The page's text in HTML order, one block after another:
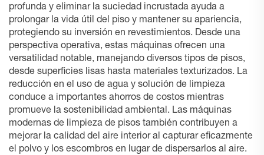
profunda y eliminar la suciedad incrustada ayuda a
prolongar la vida útil del piso y mantener su apariencia,
protegiendo su inversión en revestimientos. Desde una
perspectiva operativa, estas máquinas ofrecen una
versatilidad notable, manejando diversos tipos de pisos,
desde superficies lisas hasta materiales texturizados. La
reducción en el uso de agua y solución de limpieza
conduce a importantes ahorros de costos mientras
promueve la sostenibilidad ambiental. Las máquinas
modernas de limpieza de pisos también contribuyen a
mejorar la calidad del aire interior al capturar eficazmente
el polvo y los escombros en lugar de dispersarlos al aire.